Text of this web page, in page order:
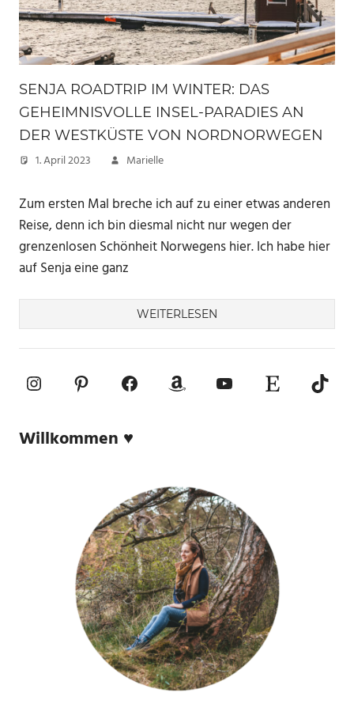
SENJA ROADTRIP IM WINTER: DAS
GEHEIMNISVOLLE INSEL-PARADIES AN
DER WESTKÜSTE VON NORDNORWEGEN
1. April 2023 Marielle
Zum ersten Mal breche ich auf zu einer etwas anderen
Reise, denn ich bin diesmal nicht nur wegen der
grenzenlosen Schönheit Norwegens hier. Ich habe hier
auf Senja eine ganz
WEITERLESEN
InstagramPinterestFacebookAmazonYouTube
Etsy-Shop
Willkommen ♥